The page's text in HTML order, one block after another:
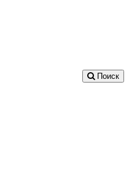
Поиск